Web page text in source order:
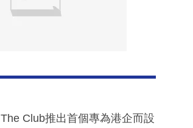
The Club推出首個專為港企而設